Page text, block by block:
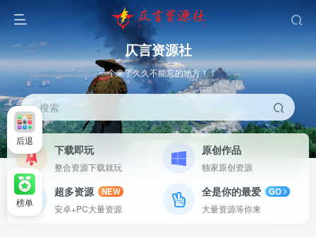
仄言资源社
一个来了久久不能忘的地方！！
搜索
下载即玩
整合资源下载就玩
原创作品
独家原创资源
超多资源
NEW
安卓+PC大量资源
全是你的最爱
GO
大量资源等你来
后退
榜单